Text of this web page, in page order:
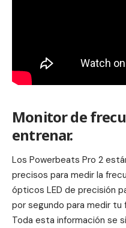
Monitor de
entrenar.
Los Powerbeats Pro 2
precisos para medir la
ópticos LED de precisión
por segundo para medir tu
Toda esta información se